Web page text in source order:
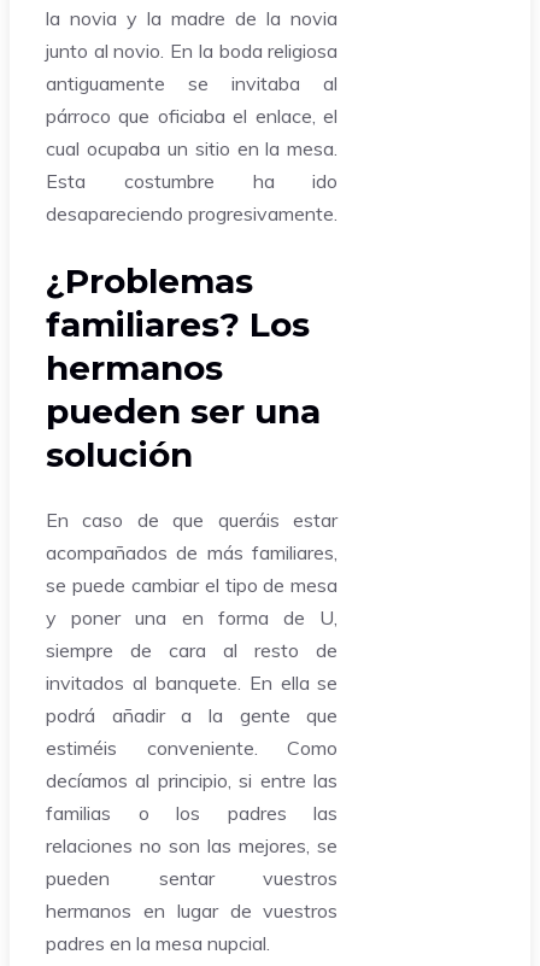
la novia y la madre de la novia
junto al novio. En la boda religiosa
antiguamente se invitaba al
párroco que oficiaba el enlace, el
cual ocupaba un sitio en la mesa.
Esta costumbre ha ido
desapareciendo progresivamente.
¿Problemas
familiares? Los
hermanos
pueden ser una
solución
En caso de que queráis estar
acompañados de más familiares,
se puede cambiar el tipo de mesa
y poner una en forma de U,
siempre de cara al resto de
invitados al banquete. En ella se
podrá añadir a la gente que
estiméis conveniente. Como
decíamos al principio, si entre las
familias o los padres las
relaciones no son las mejores, se
pueden sentar vuestros
hermanos en lugar de vuestros
padres en la mesa nupcial.